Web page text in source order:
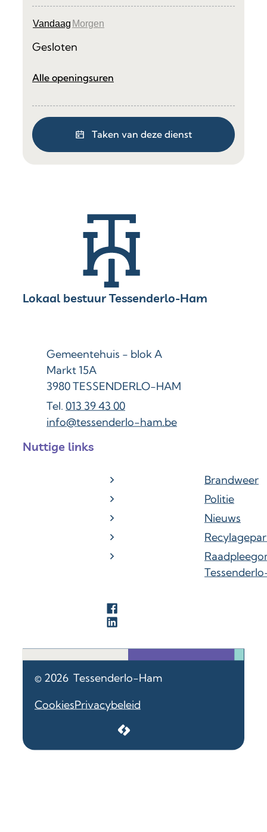
Vandaag Morgen
Gesloten
Alle openingsuren
Taken van deze dienst
Contact & openingsuren
Lokaal bestuur Tessenderlo-Ham
AdresGemeentehuis - blok A
Markt 15A
,3980TESSENDERLO-HAM
013 39 43 00
E-mailinfo@tessenderlo-ham.be
Nuttige links
Brandweer
Politie
Nieuws
© 2026 Tessenderlo-Ham
CookiesPrivacybeleid